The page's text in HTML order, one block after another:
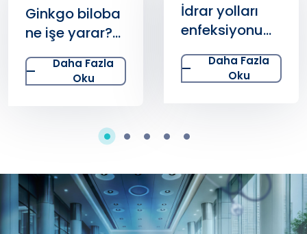
Ginkgo biloba
ne işe yarar?
Ginkgo
bilobanın yan
etkileri
Daha Fazla
Oku
İdrar yolları
enfeksiyonu
belirtileri
nelerdir? İdrar
yolu
Daha Fazla
Oku